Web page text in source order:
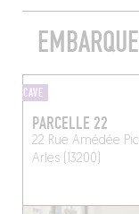
CAVE
PARCELLE 22
22 Rue Amédée
Arles (13200)